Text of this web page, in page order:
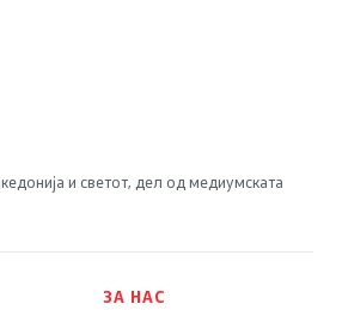
и светот, дел од медиумската
ЗА НАС